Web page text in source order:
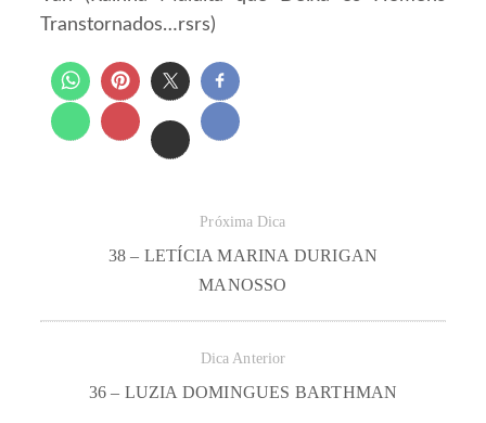
Transtornados…rsrs)
Próxima Dica
38 – LETÍCIA MARINA DURIGAN
MANOSSO
Dica Anterior
36 – LUZIA DOMINGUES BARTHMAN